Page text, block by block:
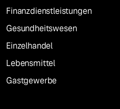
Finanzdienstleistungen
Gesundheitswesen
Einzelhandel
Lebensmittel
Gastgewerbe